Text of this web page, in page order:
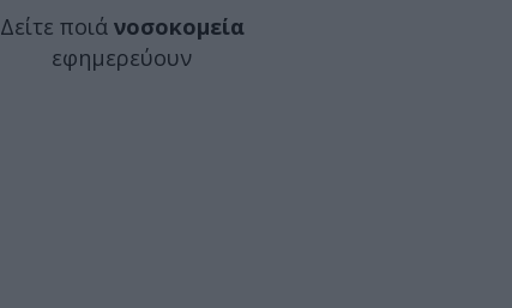
Δείτε ποιά νοσοκομεία
εφημερεύουν